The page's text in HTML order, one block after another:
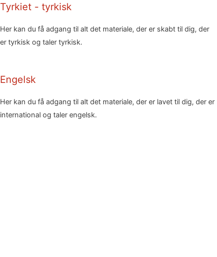
Tyrkiet - tyrkisk
Her kan du få adgang til alt det materiale, der er skabt til dig, der
er tyrkisk og taler tyrkisk.
Engelsk
Her kan du få adgang til alt det materiale, der er lavet til dig, der er
international og taler engelsk.